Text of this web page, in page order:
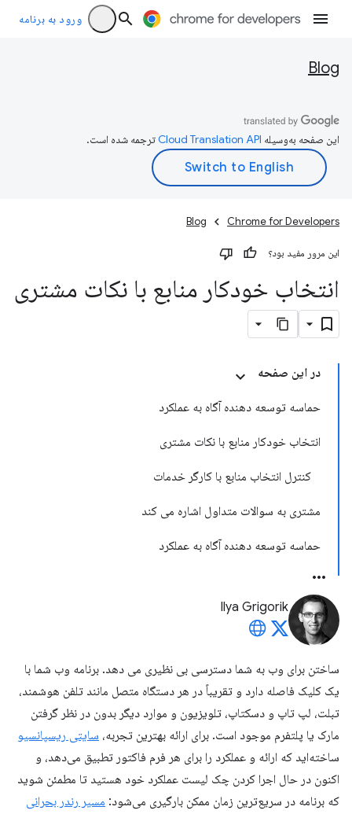
ورود به برنامه
Blog
این صفحه به‌وسیله ترجمه شده است.
Chrome for Developers
Blog
این مرور مفید بود؟
انتخاب خودکار منابع با نکات مشتری
در این صفحه
حماسه توسعه دهنده آگاه به عملکرد
انتخاب خودکار منابع با نکات مشتری
کنترل انتخاب منابع با کارگر خدمات
مشتری به سوالات متداول اشاره می کند
حماسه توسعه دهنده آگاه به عملکرد
Ilya Grigorik
ساختن برای وب به شما دسترسی بی نظیری می دهد. برنامه وب شما با
یک کلیک فاصله دارد و تقریباً در هر دستگاه متصل مانند تلفن هوشمند،
تبلت، لپ تاپ و دسکتاپ، تلویزیون و موارد دیگر بدون در نظر گرفتن
مارک یا پلتفرم موجود است. برای ارائه بهترین تجربه، سایتی ریسپانسیو
ساخته‌اید که ارائه و عملکرد را برای هر فرم فاکتور تطبیق می‌دهد، و
اکنون در حال اجرا کردن چک لیست عملکرد خود هستید تا مطمئن شوید
که برنامه در سریع‌ترین زمان ممکن بارگیری می‌شود: مسیر رندر بحرانی